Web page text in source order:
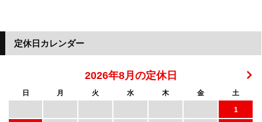
定休日カレンダー
2026年8月の定休日
日 月 火 水 木 金
土
1